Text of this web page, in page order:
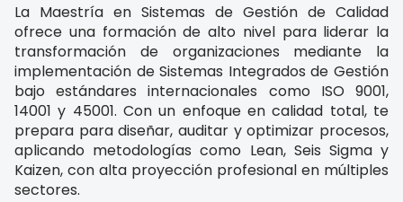
La Maestría en Sistemas de Gestión de Calidad
ofrece una formación de alto nivel para liderar la
transformación de organizaciones mediante la
implementación de Sistemas Integrados de Gestión
bajo estándares internacionales como ISO 9001,
14001 y 45001. Con un enfoque en calidad total, te
prepara para diseñar, auditar y optimizar procesos,
aplicando metodologías como Lean, Seis Sigma y
Kaizen, con alta proyección profesional en múltiples
sectores.